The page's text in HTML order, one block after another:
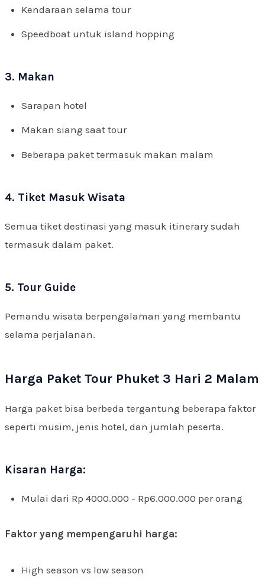
Kendaraan selama tour
Speedboat untuk island hopping
3. Makan
Sarapan hotel
Makan siang saat tour
Beberapa paket termasuk makan malam
4. Tiket Masuk Wisata
Semua tiket destinasi yang masuk itinerary sudah
termasuk dalam paket.
5. Tour Guide
Pemandu wisata berpengalaman yang membantu
selama perjalanan.
Harga Paket Tour Phuket 3 Hari 2 Malam
Harga paket bisa berbeda tergantung beberapa faktor
seperti musim, jenis hotel, dan jumlah peserta.
Kisaran Harga:
Mulai dari Rp 4000.000 - Rp6.000.000 per orang
Faktor yang mempengaruhi harga:
High season vs low season